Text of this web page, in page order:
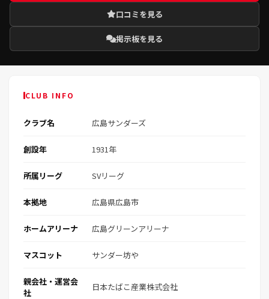
口コミを見る
掲示板を見る
CLUB INFO
クラブ名 広島サンダーズ
創設年 1931年
所属リーグ SVリーグ
本拠地 広島県広島市
ホームアリーナ 広島グリーンアリーナ
マスコット サンダー坊や
親会社・運営会
社
日本たばこ産業株式会社